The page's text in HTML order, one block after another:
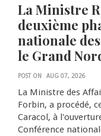
La Ministre
deuxième
nationale
le Grand
POST ON AUG 07, 2026
La Ministre des
Forbin, a procédé,
Caracol, à
Conférence